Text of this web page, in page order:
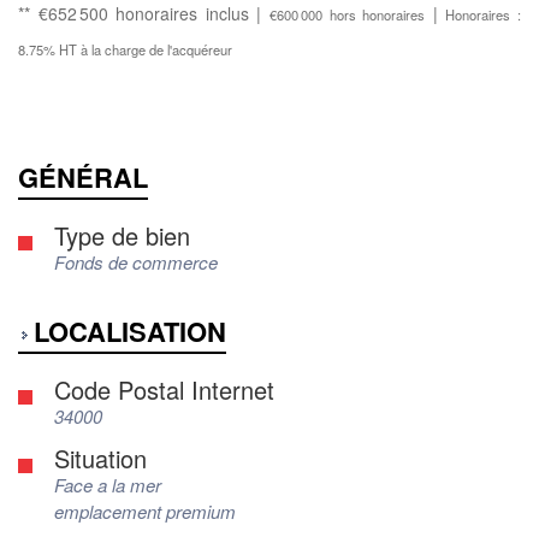
** €652 500 honoraires inclus |€600 000 hors honoraires | Honoraires :
8.75% HT à la charge de l'acquéreur
GÉNÉRAL
Type de bien
Fonds de commerce
LOCALISATION
Code Postal Internet
34000
Situation
Face a la mer
emplacement premium